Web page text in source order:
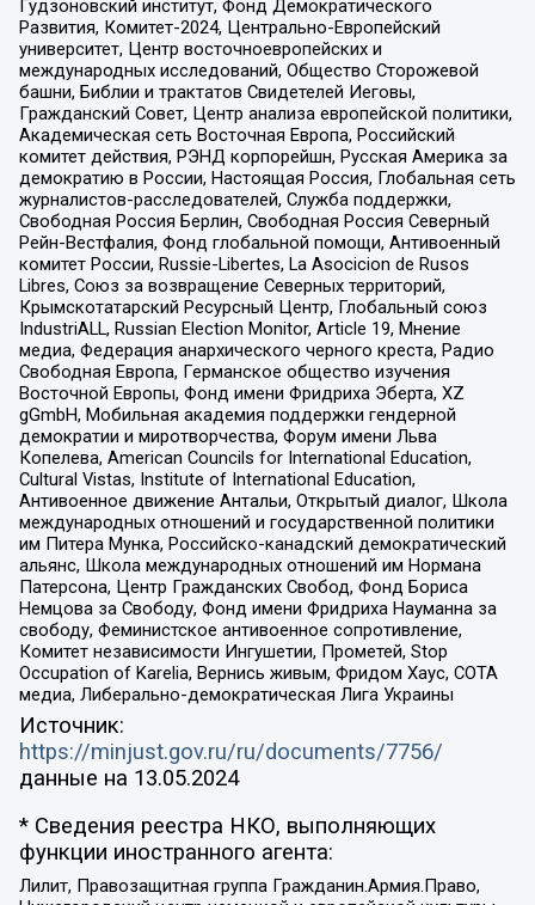
Гудзоновский институт, Фонд Демократического
Развития, Комитет-2024, Центрально-Европейский
университет, Центр восточноевропейских и
международных исследований, Общество Сторожевой
башни, Библии и трактатов Свидетелей Иеговы,
Гражданский Совет, Центр анализа европейской политики,
Академическая сеть Восточная Европа, Российский
комитет действия, РЭНД корпорейшн, Русская Америка за
демократию в России, Настоящая Россия, Глобальная сеть
журналистов-расследователей, Служба поддержки,
Свободная Россия Берлин, Свободная Россия Северный
Рейн-Вестфалия, Фонд глобальной помощи, Антивоенный
комитет России, Russie-Libertes, La Asocicion de Rusos
Libres, Союз за возвращение Северных территорий,
Крымскотатарский Ресурсный Центр, Глобальный союз
IndustriALL, Russian Election Monitor, Article 19, Мнение
медиа, Федерация анархического черного креста, Радио
Свободная Европа, Германское общество изучения
Восточной Европы, Фонд имени Фридриха Эберта, XZ
gGmbH, Мобильная академия поддержки гендерной
демократии и миротворчества, Форум имени Льва
Копелева, American Councils for International Education,
Cultural Vistas, Institute of International Education,
Антивоенное движение Антальи, Открытый диалог, Школа
международных отношений и государственной политики
им Питера Мунка, Российско-канадский демократический
альянс, Школа международных отношений им Нормана
Патерсона, Центр Гражданских Свобод, Фонд Бориса
Немцова за Свободу, Фонд имени Фридриха Науманна за
свободу, Феминистское антивоенное сопротивление,
Комитет независимости Ингушетии, Прометей, Stop
Occupation of Karelia, Вернись живым, Фридом Хаус, СОТА
медиа, Либерально-демократическая Лига Украины
Источник:
https://minjust.gov.ru/ru/documents/7756/
данные на 13.05.2024
* Сведения реестра НКО, выполняющих
функции иностранного агента:
Лилит, Правозащитная группа Гражданин.Армия.Право,